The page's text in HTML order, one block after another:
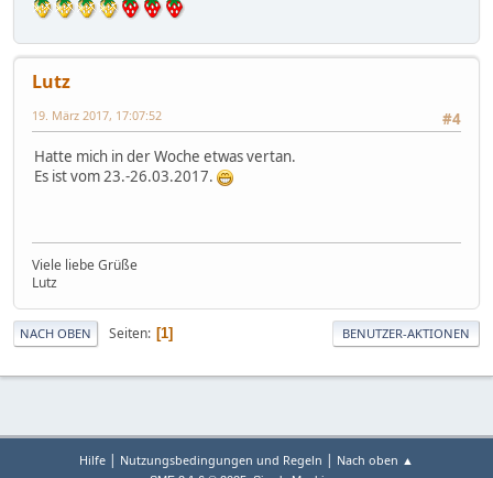
Lutz
#4
19. März 2017, 17:07:52
Hatte mich in der Woche etwas vertan.
Es ist vom 23.-26.03.2017.
Viele liebe Grüße
Lutz
NACH OBEN Seiten 1 BENUTZER-AKTIONEN
Hilfe Nutzungsbedingungen und Regeln Nach oben ▲